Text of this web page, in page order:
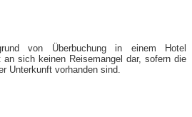
von Überbuchung in einem Hotel
an sich keinen Reisemangel dar, sofern die
Unterkunft vorhanden sind.